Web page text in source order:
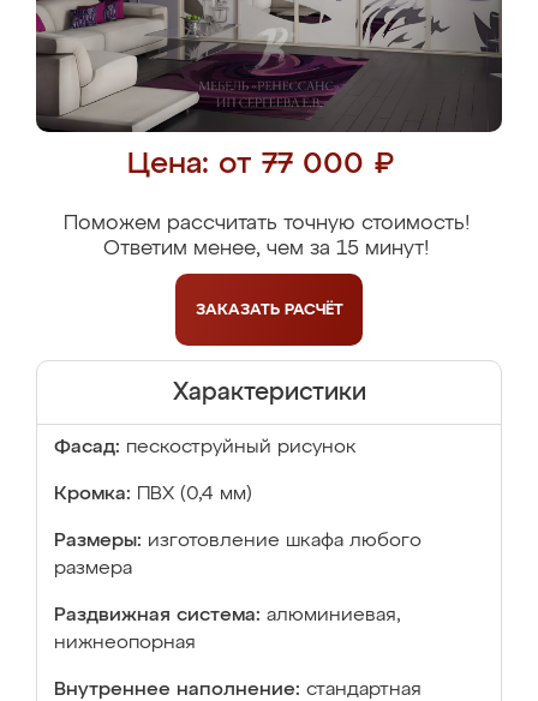
Цена: от 77 000 ₽
Поможем рассчитать точную стоимость!
Ответим менее, чем за 15 минут!
ЗАКАЗАТЬ РАСЧЁТ
Характеристики
Фасад: пескоструйный рисунок
Кромка: ПВХ (0,4 мм)
Размеры: изготовление шкафа любого
размера
Раздвижная система: алюминиевая,
нижнеопорная
Внутреннее наполнение: стандартная